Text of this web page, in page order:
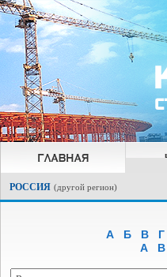
РОССИЯ (другой регион)
А
Б В Г
A
B